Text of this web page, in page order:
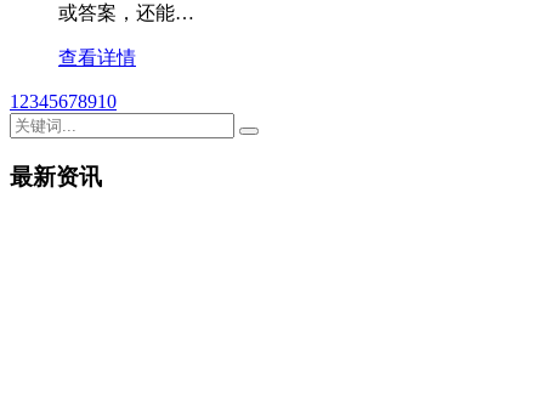
或答案，还能…
查看详情
1 2345678910
最新资讯